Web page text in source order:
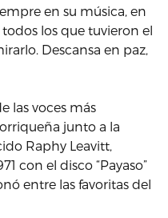
en su música, en
los que tuvieron el
Descansa en paz,
las voces más
junto a la
Raphy Leavitt,
con el disco “Payaso”
entre las favoritas del